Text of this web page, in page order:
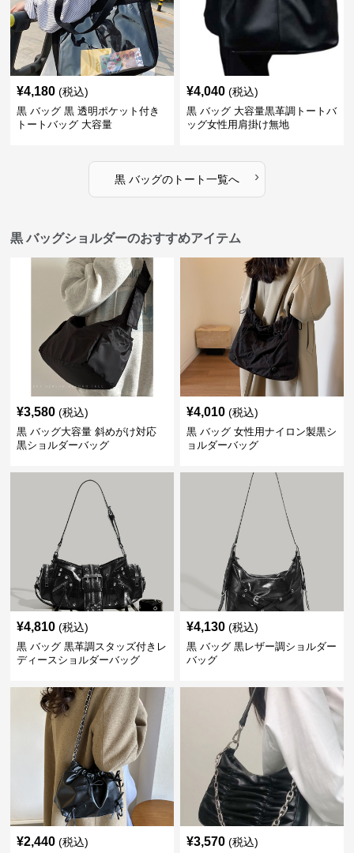
¥4,180 (税込)
黒 バッグ 黒 透明ポケット付き
トートバッグ 大容量
¥4,040 (税込)
黒 バッグ 大容量黒革調トートバ
ッグ女性用肩掛け無地
黒 バッグのトート一覧へ ›
黒 バッグショルダーのおすすめアイテム
¥3,580 (税込)
黒 バッグ大容量 斜めがけ対応
黒ショルダーバッグ
¥4,010 (税込)
黒 バッグ 女性用ナイロン製黒シ
ョルダーバッグ
¥4,810 (税込)
黒 バッグ 黒革調スタッズ付きレ
ディースショルダーバッグ
¥4,130 (税込)
黒 バッグ 黒レザー調ショルダー
バッグ
¥2,440 (税込) ¥3,570 (税込)